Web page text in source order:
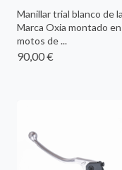
Manillar trial blanco de la
Marca Oxia montado en
motos de ...
90,00 €